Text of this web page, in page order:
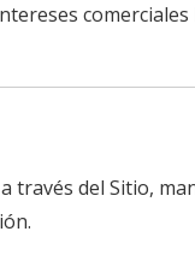
través del Sitio,